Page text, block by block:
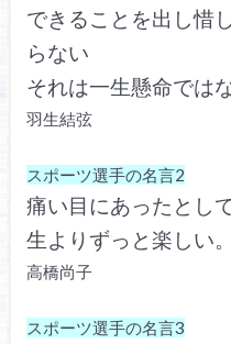
できることを出し惜
らない
それは一生懸命では
羽生結弦
スポーツ選手の名言2
痛い目にあったとし
生よりずっと楽しい。
高橋尚子
スポーツ選手の名言3